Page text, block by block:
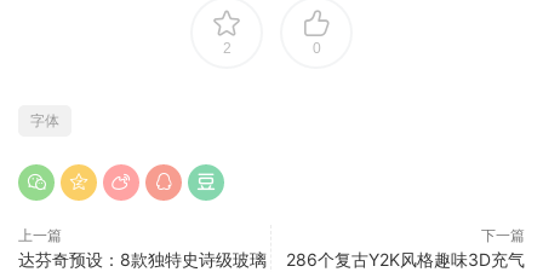
2 0
字体
上一篇
达芬奇预设：8款独特史诗级玻璃
下一篇
286个复古Y2K风格趣味3D充气